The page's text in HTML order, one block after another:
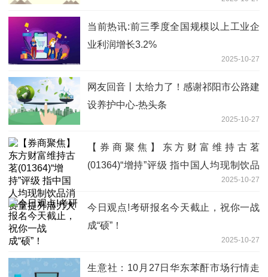
当前热讯:前三季度全国规模以上工业企
业利润增长3.2%
2025-10-27
网友回音丨太给力了！感谢祁阳市公路建
设养护中心-热头条
2025-10-27
【券商聚焦】东方财富维持古茗
(01364)“增持”评级 指中国人均现制饮品
2025-10-27
今日观点!考研报名今天截止，祝你一战
成“硕”！
2025-10-27
生意社：10月27日华东苯酐市场行情走